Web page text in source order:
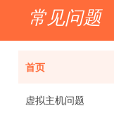
常见问题
首页
虚拟主机问题